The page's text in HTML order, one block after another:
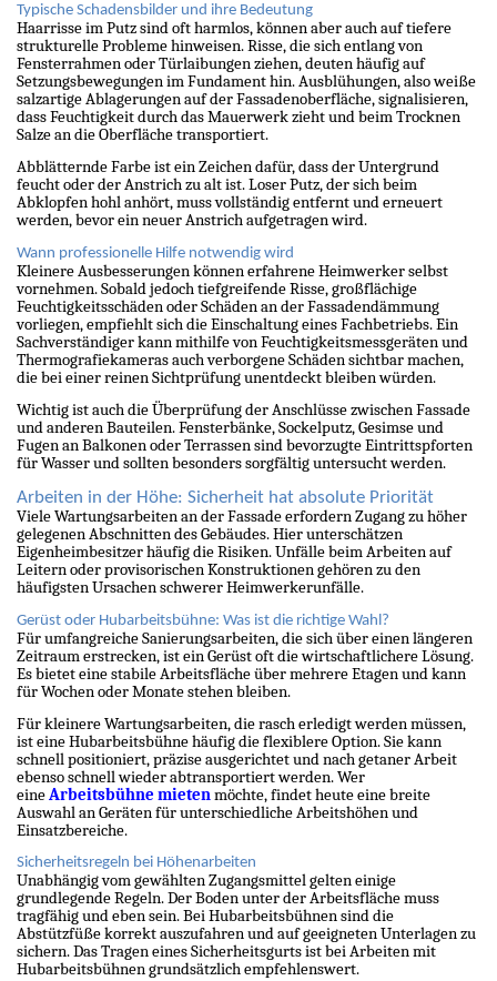
Typische Schadensbilder und ihre Bedeutung
Haarrisse im Putz sind oft harmlos, können aber auch auf tiefere
strukturelle Probleme hinweisen. Risse, die sich entlang von
Fensterrahmen oder Türlaibungen ziehen, deuten häufig auf
Setzungsbewegungen im Fundament hin. Ausblühungen, also weiße
salzartige Ablagerungen auf der Fassadenoberfläche, signalisieren,
dass Feuchtigkeit durch das Mauerwerk zieht und beim Trocknen
Salze an die Oberfläche transportiert.
Abblätternde Farbe ist ein Zeichen dafür, dass der Untergrund
feucht oder der Anstrich zu alt ist. Loser Putz, der sich beim
Abklopfen hohl anhört, muss vollständig entfernt und erneuert
werden, bevor ein neuer Anstrich aufgetragen wird.
Wann professionelle Hilfe notwendig wird
Kleinere Ausbesserungen können erfahrene Heimwerker selbst
vornehmen. Sobald jedoch tiefgreifende Risse, großflächige
Feuchtigkeitsschäden oder Schäden an der Fassadendämmung
vorliegen, empfiehlt sich die Einschaltung eines Fachbetriebs. Ein
Sachverständiger kann mithilfe von Feuchtigkeitsmessgeräten und
Thermografiekameras auch verborgene Schäden sichtbar machen,
die bei einer reinen Sichtprüfung unentdeckt bleiben würden.
Wichtig ist auch die Überprüfung der Anschlüsse zwischen Fassade
und anderen Bauteilen. Fensterbänke, Sockelputz, Gesimse und
Fugen an Balkonen oder Terrassen sind bevorzugte Eintrittspforten
für Wasser und sollten besonders sorgfältig untersucht werden.
Arbeiten in der Höhe: Sicherheit hat absolute Priorität
Viele Wartungsarbeiten an der Fassade erfordern Zugang zu höher
gelegenen Abschnitten des Gebäudes. Hier unterschätzen
Eigenheimbesitzer häufig die Risiken. Unfälle beim Arbeiten auf
Leitern oder provisorischen Konstruktionen gehören zu den
häufigsten Ursachen schwerer Heimwerkerunfälle.
Gerüst oder Hubarbeitsbühne: Was ist die richtige Wahl?
Für umfangreiche Sanierungsarbeiten, die sich über einen längeren
Zeitraum erstrecken, ist ein Gerüst oft die wirtschaftlichere Lösung.
Es bietet eine stabile Arbeitsfläche über mehrere Etagen und kann
für Wochen oder Monate stehen bleiben.
Für kleinere Wartungsarbeiten, die rasch erledigt werden müssen,
ist eine Hubarbeitsbühne häufig die flexiblere Option. Sie kann
schnell positioniert, präzise ausgerichtet und nach getaner Arbeit
ebenso schnell wieder abtransportiert werden. Wer
eineArbeitsbühne mietenmöchte, findet heute eine breite
Auswahl an Geräten für unterschiedliche Arbeitshöhen und
Einsatzbereiche.
Sicherheitsregeln bei Höhenarbeiten
Unabhängig vom gewählten Zugangsmittel gelten einige
grundlegende Regeln. Der Boden unter der Arbeitsfläche muss
tragfähig und eben sein. Bei Hubarbeitsbühnen sind die
Abstützfüße korrekt auszufahren und auf geeigneten Unterlagen zu
sichern. Das Tragen eines Sicherheitsgurts ist bei Arbeiten mit
Hubarbeitsbühnen grundsätzlich empfehlenswert.